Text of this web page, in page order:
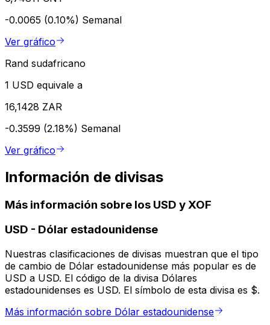
-0.0065 (0.10%) Semanal
Ver gráfico
Rand sudafricano
1 USD equivale a
16,1428 ZAR
-0.3599 (2.18%) Semanal
Ver gráfico
Información de divisas
Más información sobre los USD y XOF
USD - Dólar estadounidense
Nuestras clasificaciones de divisas muestran que el tipo
de cambio de Dólar estadounidense más popular es de
USD a USD. El código de la divisa Dólares
estadounidenses es USD. El símbolo de esta divisa es $.
Más información sobre Dólar estadounidense